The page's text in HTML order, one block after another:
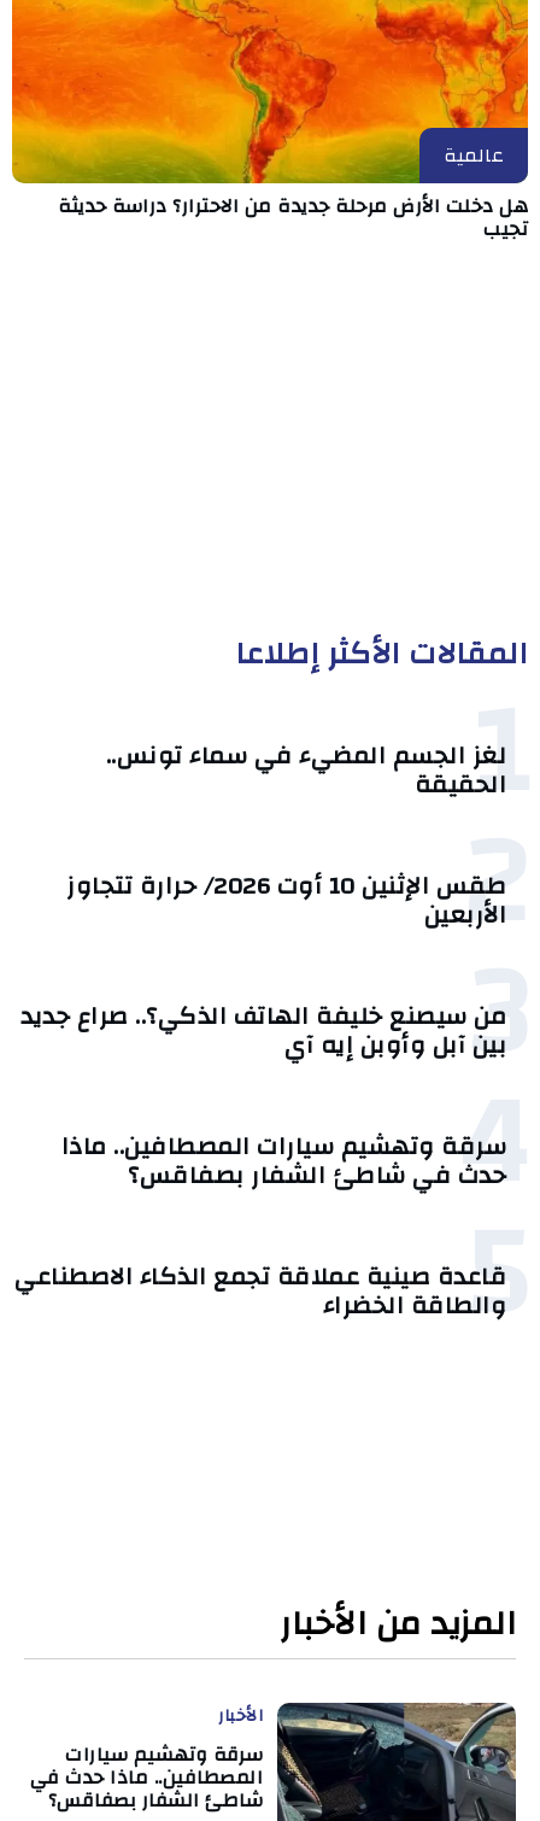
عالمية
هل دخلت الأرض مرحلة جديدة من الاحترار؟ دراسة حديثة
تجيب
المقالات الأكثر إطلاعا
1
لغز الجسم المضيء في سماء تونس..
الحقيقة
2 طقس الإثنين 10 أوت 2026/ حرارة تتجاوز
الأربعين
3
من سيصنع خليفة الهاتف الذكي؟.. صراع جديد
بين آبل وأوبن إيه آي
4
سرقة وتهشيم سيارات المصطافين.. ماذا
حدث في شاطئ الشفار بصفاقس؟
5
قاعدة صينية عملاقة تجمع الذكاء الاصطناعي
والطاقة الخضراء
المزيد من الأخبار
الأخبار
سرقة وتهشيم سيارات
المصطافين.. ماذا حدث في
شاطئ الشفار بصفاقس؟